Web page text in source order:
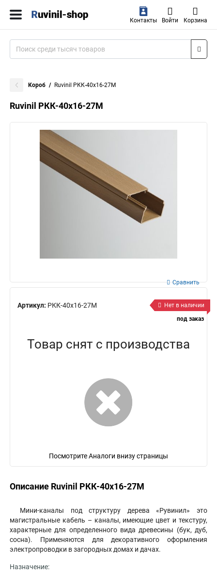
Контакты Войти Корзина
Короб Ruvinil РКК-40х16-27М
Ruvinil РКК-40х16-27М
Артикул: РКК-40х16-27М
Сравнить
Нет в наличии
под заказ
Товар снят с производства
Посмотрите Аналоги внизу страницы
Описание Ruvinil РКК-40х16-27М
Мини-каналы под структуру дерева «Рувинил» это
магистральные кабель – каналы, имеющие цвет и текстуру,
характерные для определенного вида древесины (бук, дуб,
сосна). Применяются для декоративного оформления
электропроводки в загородных домах и дачах.
Назначение: